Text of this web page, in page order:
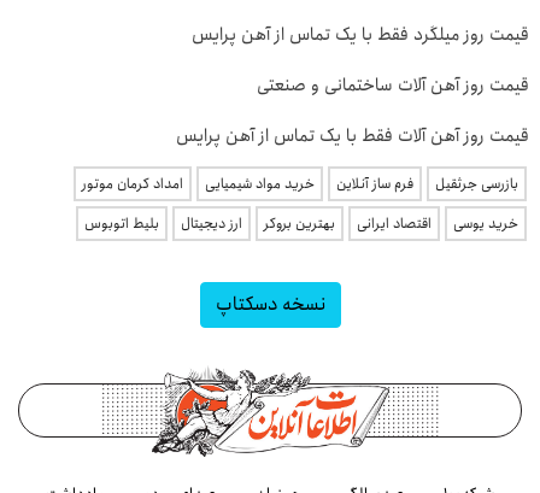
قیمت روز میلگرد فقط با یک تماس از آهن پرایس
قیمت روز آهن آلات ساختمانی و صنعتی
قیمت روز آهن آلات فقط با یک تماس از آهن پرایس
بازرسی جرثقیل فرم ساز آنلاین خرید مواد شیمیایی
امداد کرمان موتور
خرید یوسی
اقتصاد ایرانی بهترین بروکر ارز دیجیتال بلیط اتوبوس
نسخه دسکتاپ